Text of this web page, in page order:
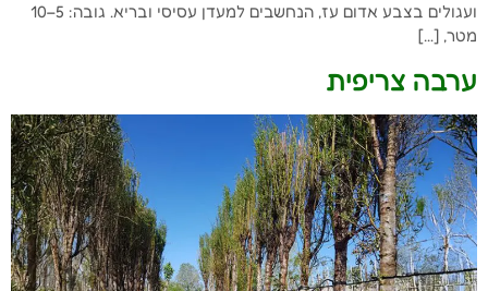
ועגולים בצבע אדום עז, הנחשבים למעדן עסיסי ובריא. גובה: 5–10
מטר, […]
ערבה צריפית